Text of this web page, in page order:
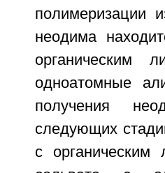
полимеризации
неодима
органическим
одноатомные
получения
следующих
с органическим